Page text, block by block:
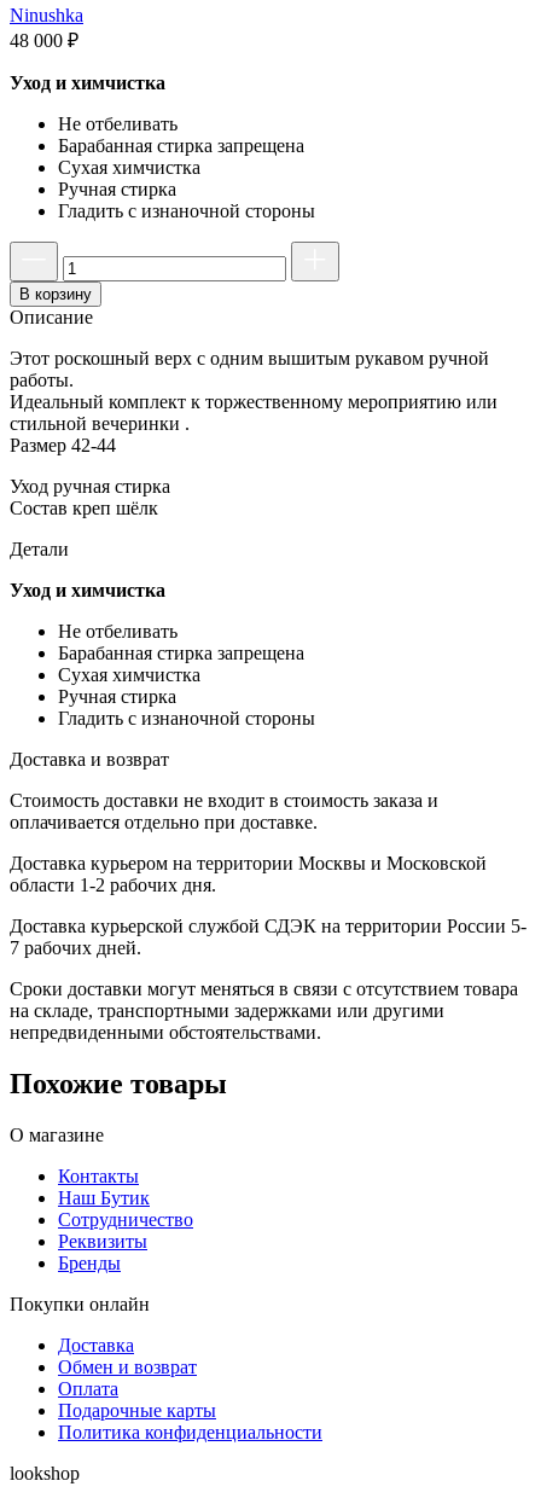
Ninushka
48 000 ₽
Уход и химчистка
Не отбеливать
Барабанная стирка запрещена
Сухая химчистка
Ручная стирка
Гладить с изнаночной стороны
В корзину
Описание
Этот роскошный верх с одним вышитым рукавом ручной
работы.
Идеальный комплект к торжественному мероприятию или
стильной вечеринки .
Размер 42-44
Уход ручная стирка
Состав креп шёлк
Детали
Уход и химчистка
Не отбеливать
Барабанная стирка запрещена
Сухая химчистка
Ручная стирка
Гладить с изнаночной стороны
Доставка и возврат
Стоимость доставки не входит в стоимость заказа и
оплачивается отдельно при доставке.
Доставка курьером на территории Москвы и Московской
области 1-2 рабочих дня.
Доставка курьерской службой СДЭК на территории России 5-
7 рабочих дней.
Сроки доставки могут меняться в связи с отсутствием товара
на складе, транспортными задержками или другими
непредвиденными обстоятельствами.
Похожие товары
О магазине
Контакты
Наш Бутик
Сотрудничество
Реквизиты
Бренды
Покупки онлайн
Доставка
Обмен и возврат
Оплата
Подарочные карты
Политика конфиденциальности
lookshop